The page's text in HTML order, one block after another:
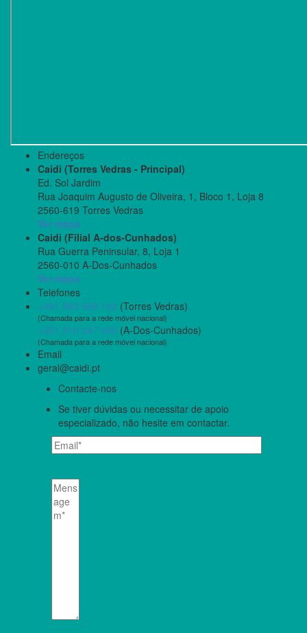
Endereços
Caidi (Torres Vedras - Principal)
Ed. Sol Jardim
Rua Joaquim Augusto de Oliveira, 1, Bloco 1, Loja 8
2560-619 Torres Vedras
Ver mapa
Caidi (Filial A-dos-Cunhados)
Rua Guerra Peninsular, 8, Loja 1
2560-010 A-Dos-Cunhados
Ver mapa
Telefones
+351 963 559 102 (Torres Vedras)
(Chamada para a rede móvel nacional)
+351 910 047 460 (A-Dos-Cunhados)
(Chamada para a rede móvel nacional)
Email
geral@caidi.pt
Contacte-nos
Se tiver dúvidas ou necessitar de apoio
especializado, não hesite em contactar.